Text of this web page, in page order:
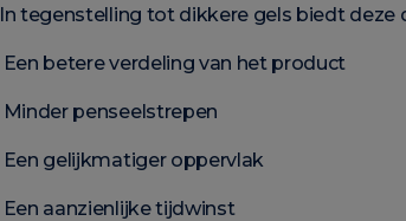
In tegenstelling tot dikkere gels biedt deze
Een betere verdeling van het product
Minder penseelstrepen
Een gelijkmatiger oppervlak
Een aanzienlijke tijdwinst